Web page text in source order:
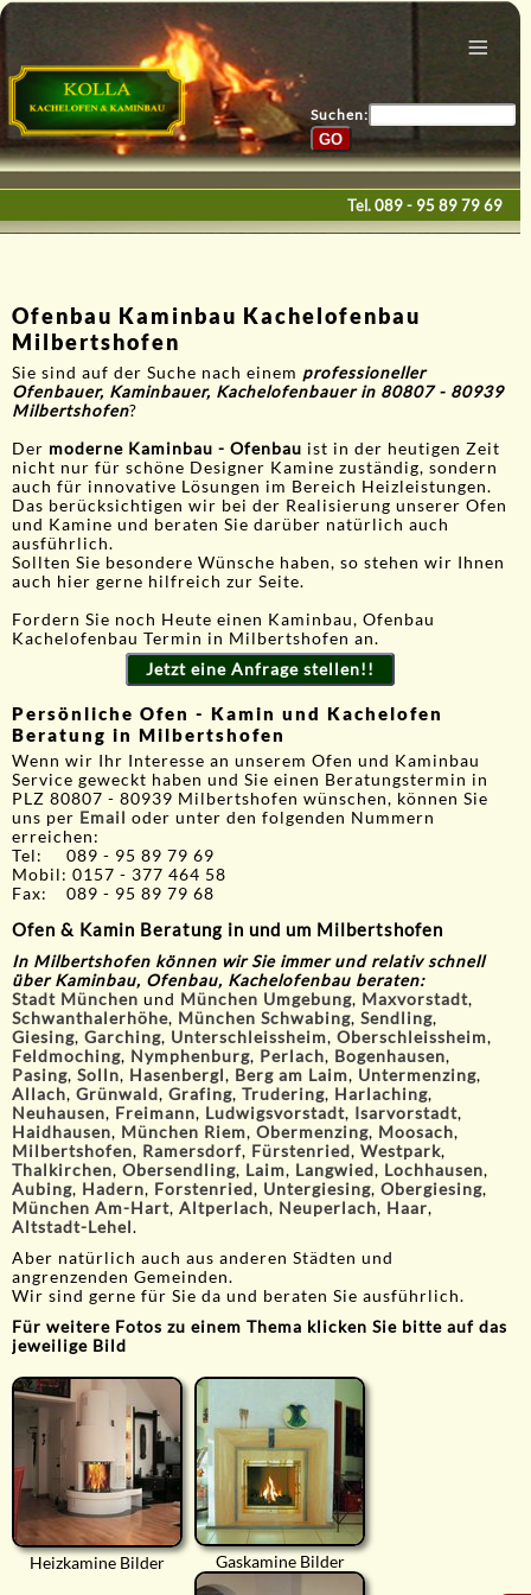
Menu
Bau & Design
Galerie
Service
Suchen:
Tel.089 - 95 89 79 69
Ofenbau Kaminbau Kachelofenbau
Milbertshofen
Sie sind auf der Suche nach einem professioneller
Ofenbauer, Kaminbauer, Kachelofenbauer in 80807 - 80939
Milbertshofen?
Der moderne Kaminbau - Ofenbau ist in der heutigen Zeit
nicht nur für schöne Designer Kamine zuständig, sondern
auch für innovative Lösungen im Bereich Heizleistungen.
Das berücksichtigen wir bei der Realisierung unserer Ofen
und Kamine und beraten Sie darüber natürlich auch
ausführlich.
Sollten Sie besondere Wünsche haben, so stehen wir Ihnen
auch hier gerne hilfreich zur Seite.
Fordern Sie noch Heute einen Kaminbau, Ofenbau
Kachelofenbau Termin in Milbertshofen an.
Jetzt eine Anfrage stellen!!
Persönliche Ofen - Kamin und Kachelofen
Beratung in Milbertshofen
Wenn wir Ihr Interesse an unserem Ofen und Kaminbau
Service geweckt haben und Sie einen Beratungstermin in
PLZ 80807 - 80939 Milbertshofen wünschen, können Sie
uns per Email oder unter den folgenden Nummern
erreichen:
Tel: 089 - 95 89 79 69
Mobil: 0157 - 377 464 58
Fax: 089 - 95 89 79 68
Ofen & Kamin Beratung in und um Milbertshofen
In Milbertshofen können wir Sie immer und relativ schnell
über Kaminbau, Ofenbau, Kachelofenbau beraten:
Stadt München und München Umgebung, Maxvorstadt,
Schwanthalerhöhe, München Schwabing, Sendling,
Giesing, Garching, Unterschleissheim, Oberschleissheim,
Feldmoching, Nymphenburg, Perlach, Bogenhausen,
Pasing, Solln, Hasenbergl, Berg am Laim, Untermenzing,
Allach, Grünwald, Grafing, Trudering, Harlaching,
Neuhausen, Freimann, Ludwigsvorstadt, Isarvorstadt,
Haidhausen, München Riem, Obermenzing, Moosach,
Milbertshofen, Ramersdorf, Fürstenried, Westpark,
Thalkirchen, Obersendling, Laim, Langwied, Lochhausen,
Aubing, Hadern, Forstenried, Untergiesing, Obergiesing,
München Am-Hart, Altperlach, Neuperlach, Haar,
Altstadt-Lehel.
Aber natürlich auch aus anderen Städten und
angrenzenden Gemeinden.
Wir sind gerne für Sie da und beraten Sie ausführlich.
Für weitere Fotos zu einem Thema klicken Sie bitte auf das
jeweilige Bild
Heizkamine Bilder Gaskamine Bilder